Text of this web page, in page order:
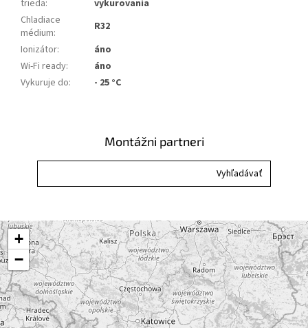
trieda:
vykurovania
Chladiace
médium:
R32
Ionizátor:
áno
Wi-Fi ready:
áno
Vykuruje do: - 25 °C
Montážni partneri
+
−